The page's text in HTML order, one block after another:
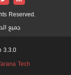
Reserved.
جميع
3.3.0
Tech